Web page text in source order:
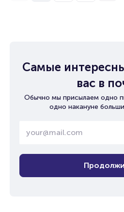
Самые
вас в
Обычно мы присылаем одно
одно накануне